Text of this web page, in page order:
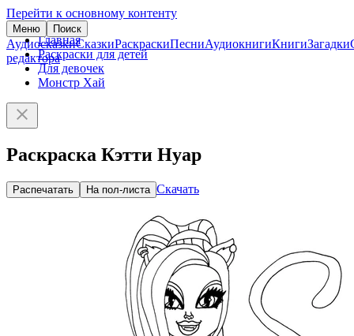
Перейти к основному контенту
Меню Поиск
АудиосказкиСказкиРаскраскиПесниАудиокнигиКнигиЗагадки
редактора
Главная
Раскраски для детей
Для девочек
Монстр Хай
Раскраска Кэтти Нуар
Распечатать На пол-листа Скачать